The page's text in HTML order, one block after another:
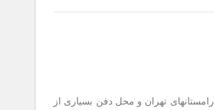
تهران و محل دفن بسیاری از